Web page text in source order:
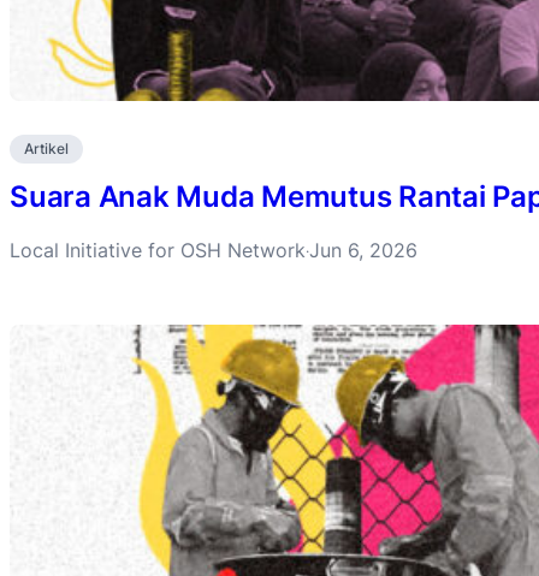
Artikel
Suara Anak Muda Memutus Rantai
Local Initiative for OSH Network·Jun 6, 2026